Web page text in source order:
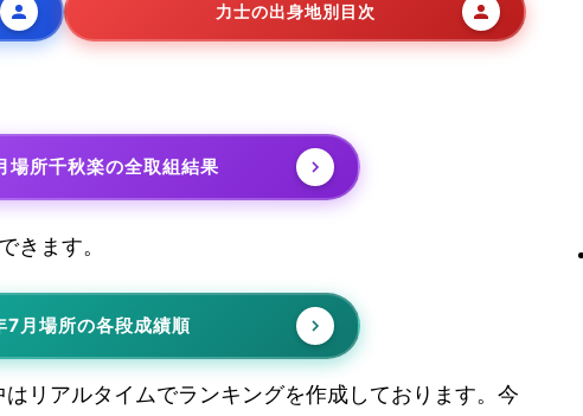
力士の出身地別目次
場所千秋楽の全取組結果
きます。
7月場所の各段成績順
リアルタイムでランキングを作成しております。今